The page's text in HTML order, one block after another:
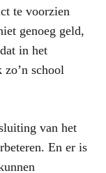
te voorzien
genoeg geld,
in het
school
van het
En er is